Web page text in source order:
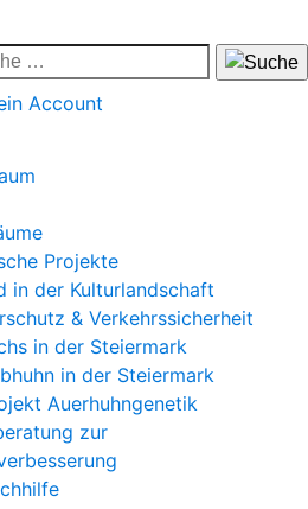
Account
Projekte
in der Kulturlandschaft
& Verkehrssicherheit
in der Steiermark
in der Steiermark
Auerhuhngenetik
zur